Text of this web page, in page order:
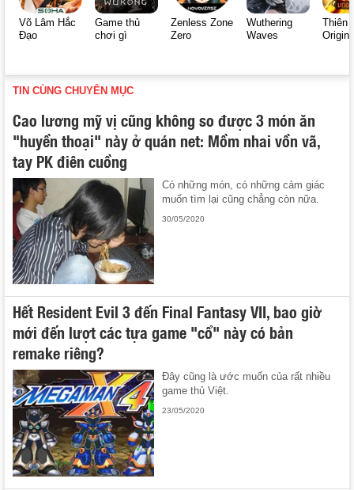
Võ Lâm Hắc
Đạo
Game thủ
chơi gì
Zenless Zone
Zero
Wuthering
Waves
Thiên
Origin
TIN CÙNG CHUYÊN MỤC
Cao lương mỹ vị cũng không so được 3 món ăn
"huyền thoại" này ở quán net: Mồm nhai vồn vã,
tay PK điên cuồng
Có những món, có những cảm giác
muốn tìm lại cũng chẳng còn nữa.
30/05/2020
Hết Resident Evil 3 đến Final Fantasy VII, bao giờ
mới đến lượt các tựa game "cổ" này có bản
remake riêng?
Đây cũng là ước muốn của rất nhiều
game thủ Việt.
23/05/2020